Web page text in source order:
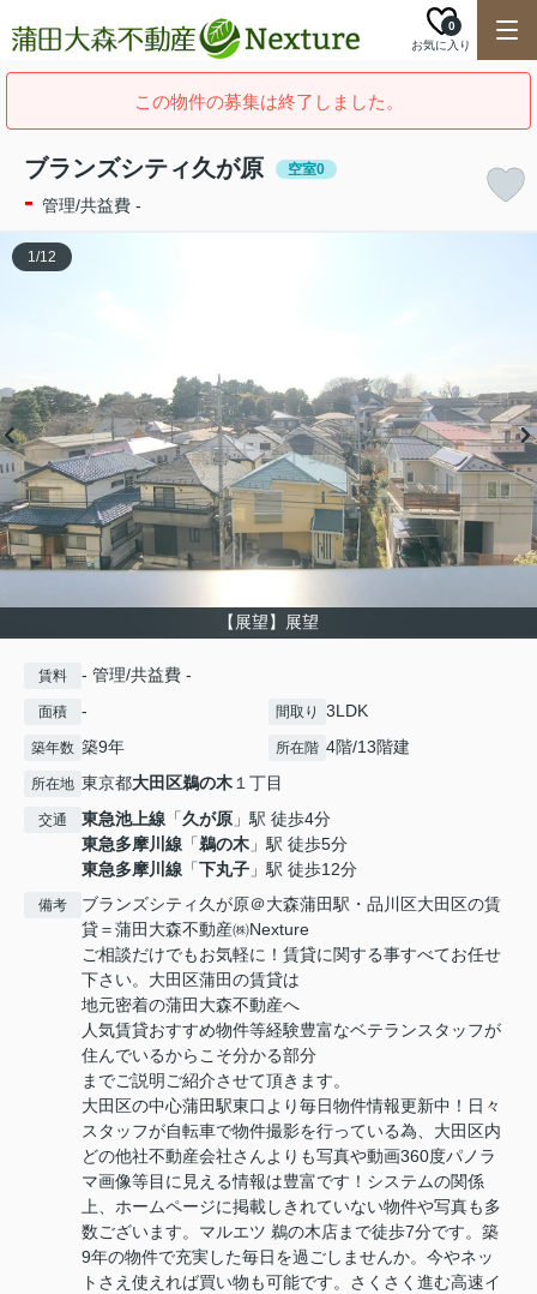
お気に入り
0
この物件の募集は終了しました。
ブランズシティ久が原 空室0
- 管理/共益費 -
【展望】展望
1/12
賃料 - 管理/共益費 -
面積 - 間取り 3LDK
築年数 築9年 所在階 4階/13階建
所在地 東京都大田区鵜の木１丁目
交通 東急池上線 「久が原 」駅 徒歩4分
東急多摩川線 「鵜の木 」駅 徒歩5分
東急多摩川線 「下丸子 」駅 徒歩12分
備考
ブランズシティ久が原＠大森蒲田駅・品川区大田区の賃
貸＝蒲田大森不動産㈱Nexture
ご相談だけでもお気軽に！賃貸に関する事すべてお任せ
下さい。大田区蒲田の賃貸は
地元密着の蒲田大森不動産へ
人気賃貸おすすめ物件等経験豊富なベテランスタッフが
住んでいるからこそ分かる部分
までご説明ご紹介させて頂きます。
大田区の中心蒲田駅東口より毎日物件情報更新中！日々
スタッフが自転車で物件撮影を行っている為、大田区内
どの他社不動産会社さんよりも写真や動画360度パノラ
マ画像等目に見える情報は豊富です！システムの関係
上、ホームページに掲載しきれていない物件や写真も多
数ございます。マルエツ 鵜の木店まで徒歩7分です。築
9年の物件で充実した毎日を過ごしませんか。今やネッ
トさえ使えれば買い物も可能です。さくさく進む高速イ